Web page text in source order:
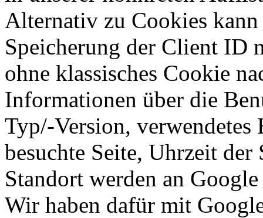
Alternativ zu Cookies
Speicherung der Client ID
ohne klassisches Cookie
Informationen über die
Typ/-Version, verwendetes
besuchte Seite, Uhrzeit
Standort werden an
Wir haben dafür mit